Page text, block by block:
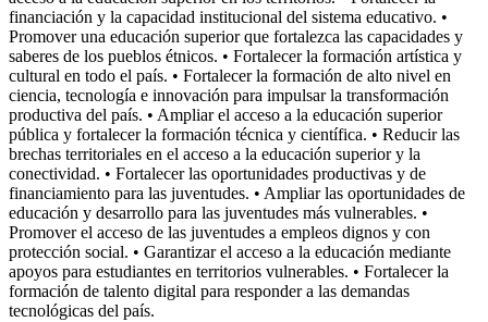
financiación y la capacidad institucional del sistema educativo. •
Promover una educación superior que fortalezca las capacidades y
saberes de los pueblos étnicos. • Fortalecer la formación artística y
cultural en todo el país. • Fortalecer la formación de alto nivel en
ciencia, tecnología e innovación para impulsar la transformación
productiva del país. • Ampliar el acceso a la educación superior
pública y fortalecer la formación técnica y científica. • Reducir las
brechas territoriales en el acceso a la educación superior y la
conectividad. • Fortalecer las oportunidades productivas y de
financiamiento para las juventudes. • Ampliar las oportunidades de
educación y desarrollo para las juventudes más vulnerables. •
Promover el acceso de las juventudes a empleos dignos y con
protección social. • Garantizar el acceso a la educación mediante
apoyos para estudiantes en territorios vulnerables. • Fortalecer la
formación de talento digital para responder a las demandas
tecnológicas del país.